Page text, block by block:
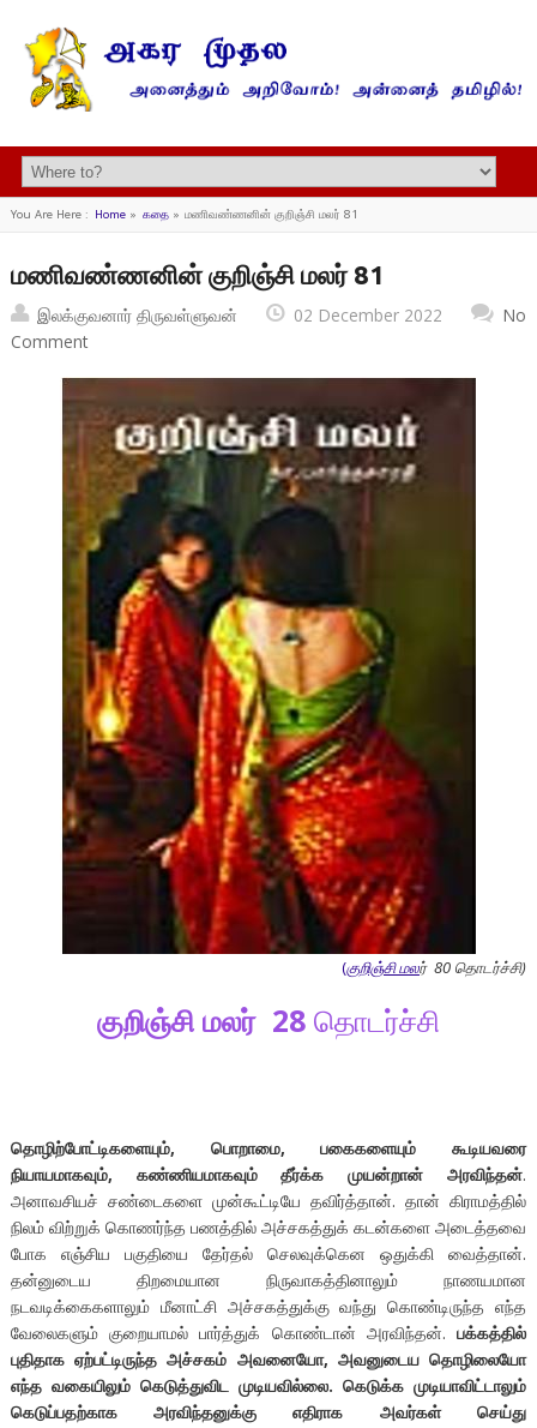
You Are Here : Home» கதை» மணிவண்ணனின் குறிஞ்சி மலர் 81
மணிவண்ணனின் குறிஞ்சி மலர் 81
இலக்குவனார் திருவள்ளுவன் 02 December 2022
No
Comment
(குறிஞ்சி மலர் 80 தொடர்ச்சி)
குறிஞ்சி மலர் 28 தொடர்ச்சி
தொழிற்போட்டிகளையும், பொறாமை, பகைகளையும் கூடியவரை
நியாயமாகவும், கண்ணியமாகவும் தீர்க்க முயன்றான் அரவிந்தன்.
அனாவசியச் சண்டைகளை முன்கூட்டியே தவிர்த்தான். தான் கிராமத்தில்
நிலம் விற்றுக் கொணர்ந்த பணத்தில் அச்சகத்துக் கடன்களை அடைத்தவை
போக எஞ்சிய பகுதியை தேர்தல் செலவுக்கென ஒதுக்கி வைத்தான்.
தன்னுடைய திறமையான நிருவாகத்தினாலும் நாணயமான
நடவடிக்கைகளாலும் மீனாட்சி அச்சகத்துக்கு வந்து கொண்டிருந்த எந்த
வேலைகளும் குறையாமல் பார்த்துக் கொண்டான் அரவிந்தன்.பக்கத்தில்
புதிதாக ஏற்பட்டிருந்த அச்சகம் அவனையோ, அவனுடைய தொழிலையோ
எந்த வகையிலும் கெடுத்துவிட முடியவில்லை. கெடுக்க முடியாவிட்டாலும்
கெடுப்பதற்காக அரவிந்தனுக்கு எதிராக அவர்கள் செய்து